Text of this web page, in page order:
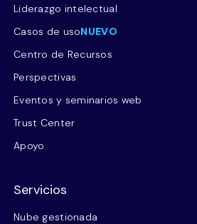
Liderazgo intelectual
Casos de usoNUEVO
Centro de Recursos
Perspectivas
Eventos y seminarios web
Trust Center
Apoyo
Servicios
Nube gestionada